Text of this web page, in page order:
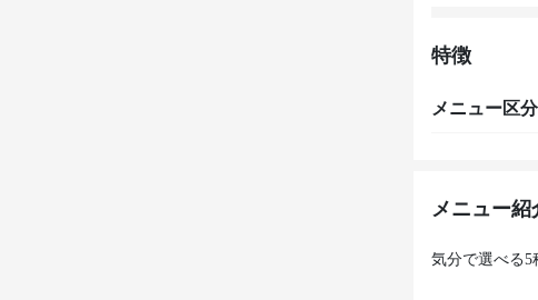
特徴
メニュー区分
メニュー紹
気分で選べる5